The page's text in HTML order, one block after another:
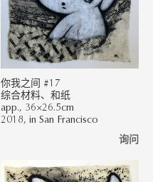
你我之间 #17
综合材料、和纸
app., 36×26.5cm
2018, in San Francisco
询问